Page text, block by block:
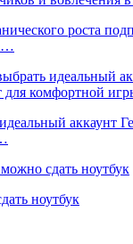
роста
аккаунт
ноутбук